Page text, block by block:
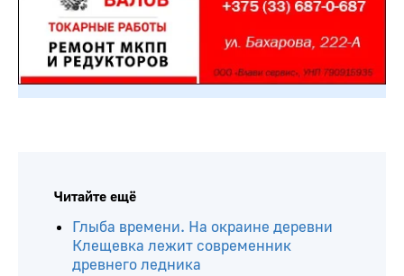
Читайте ещё
Глыба времени. На окраине деревни
Клещевка лежит современник
древнего ледника